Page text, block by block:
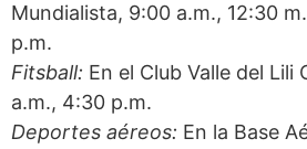
Mundialista, 9:00 a.m., 12:30
p.m.
Fitsball: En el Club Valle del
a.m., 4:30 p.m.
Deportes aéreos: En la Base